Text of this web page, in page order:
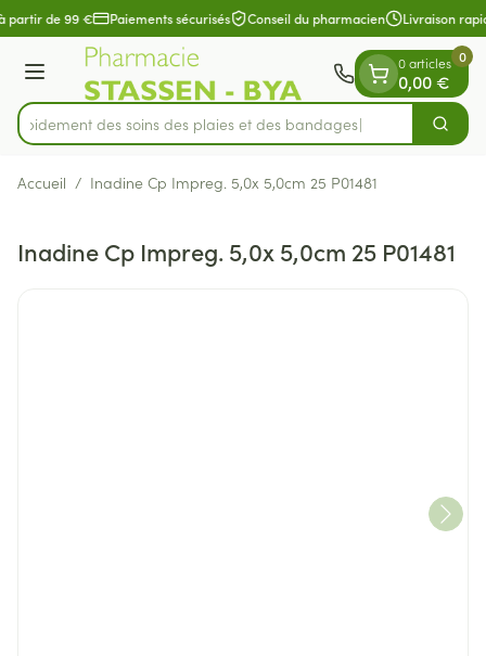
Aller au contenu
1 de 1
partir de 99 € Paiements sécurisés Conseil du pharmacien Livraison
Menu
Rechercher
rapidement des soins des plaies et des bandages
0 articles
0,00 €
0
Accueil / Inadine Cp Impreg. 5,0x 5,0cm 25 P01481
Inadine Cp Impreg. 5,0x 5,0cm 25 P01481